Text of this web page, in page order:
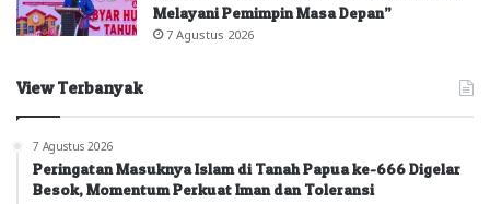
Melayani Pemimpin Masa Depan”
7 Agustus 2026
View Terbanyak
7 Agustus 2026
Peringatan Masuknya Islam di Tanah Papua ke-666 Digelar
Besok, Momentum Perkuat Iman dan Toleransi